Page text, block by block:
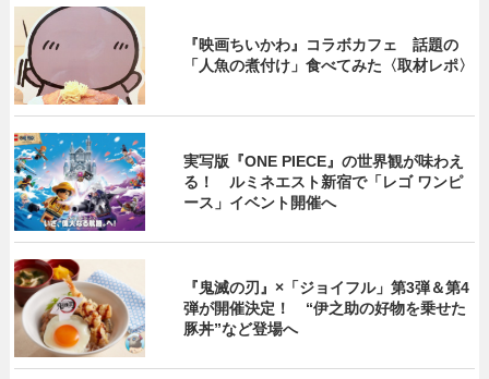
『映画ちいかわ』コラボカフェ 話題の
「人魚の煮付け」食べてみた〈取材レポ〉
実写版『ONE PIECE』の世界観が味わえ
る！ ルミネエスト新宿で「レゴ ワンピ
ース」イベント開催へ
『鬼滅の刃』×「ジョイフル」第3弾＆第4
弾が開催決定！ “伊之助の好物を乗せた
豚丼”など登場へ